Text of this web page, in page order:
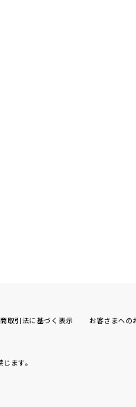
取引法に基づく表示 お客さまへの
ます。